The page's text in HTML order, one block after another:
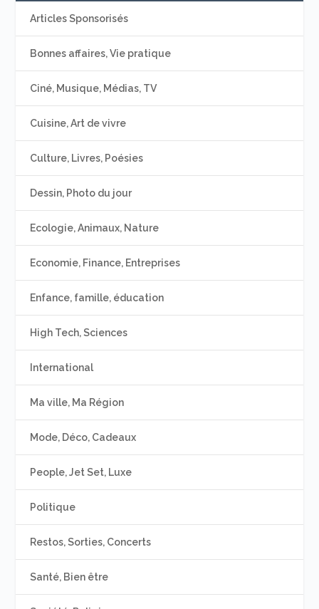
Articles Sponsorisés
Bonnes affaires, Vie pratique
Ciné, Musique, Médias, TV
Cuisine, Art de vivre
Culture, Livres, Poésies
Dessin, Photo du jour
Ecologie, Animaux, Nature
Economie, Finance, Entreprises
Enfance, famille, éducation
High Tech, Sciences
International
Ma ville, Ma Région
Mode, Déco, Cadeaux
People, Jet Set, Luxe
Politique
Restos, Sorties, Concerts
Santé, Bien être